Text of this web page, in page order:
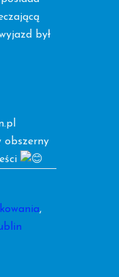
był
obszerny
,